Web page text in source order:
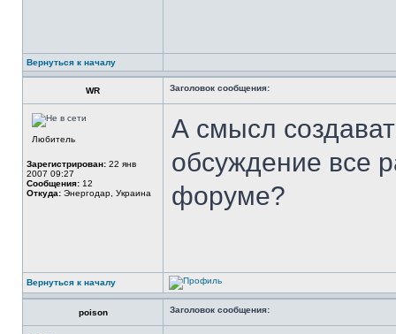
Вернуться к началу
WR Заголовок сообщения:
Любитель
Зарегистрирован: 22 янв
2007 09:27
Сообщения: 12
Откуда: Энергодар, Украина
А смысл
обсуждение все
форуме?
Вернуться к началу
poison Заголовок сообщения: